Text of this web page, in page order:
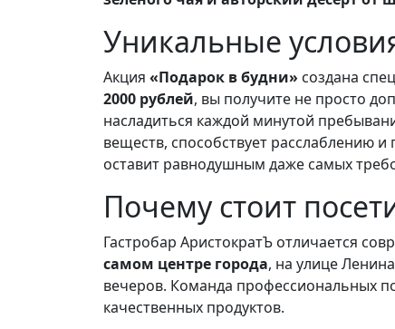
Уникальные
Акция «Подарок в будни» создана
2000 рублей, вы получите не просто
насладиться каждой минутой
веществ, способствует расслаблению и
оставит равнодушным даже самых
Почему стоит
Гастробар АристократЪ отличается
самом центре города, на улице
вечеров. Команда профессиональных
качественных продуктов.